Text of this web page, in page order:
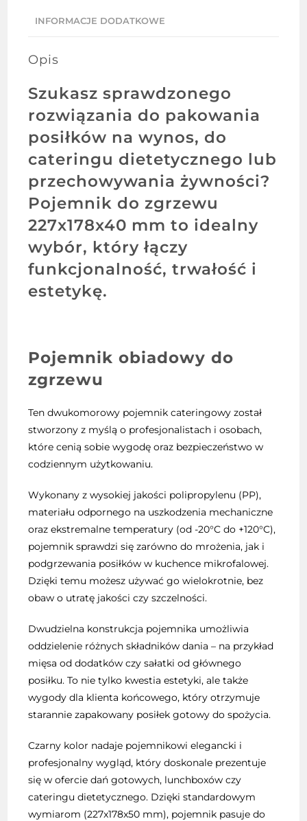
na
INFORMACJE DODATKOWE
Opis
Szukasz sprawdzonego
rozwiązania do pakowania
posiłków na wynos, do
cateringu dietetycznego lub
przechowywania żywności?
Pojemnik do zgrzewu
227x178x40 mm to idealny
wybór, który łączy
funkcjonalność, trwałość i
estetykę.
Pojemnik obiadowy do
zgrzewu
Ten dwukomorowy pojemnik cateringowy został
stworzony z myślą o profesjonalistach i osobach,
które cenią sobie wygodę oraz bezpieczeństwo w
codziennym użytkowaniu.
Wykonany z wysokiej jakości polipropylenu (PP),
materiału odpornego na uszkodzenia mechaniczne
oraz ekstremalne temperatury (od -20°C do +120°C),
pojemnik sprawdzi się zarówno do mrożenia, jak i
podgrzewania posiłków w kuchence mikrofalowej.
Dzięki temu możesz używać go wielokrotnie, bez
obaw o utratę jakości czy szczelności.
Dwudzielna konstrukcja pojemnika umożliwia
oddzielenie różnych składników dania – na przykład
mięsa od dodatków czy sałatki od głównego
posiłku. To nie tylko kwestia estetyki, ale także
wygody dla klienta końcowego, który otrzymuje
starannie zapakowany posiłek gotowy do spożycia.
Czarny kolor nadaje pojemnikowi elegancki i
profesjonalny wygląd, który doskonale prezentuje
się w ofercie dań gotowych, lunchboxów czy
cateringu dietetycznego. Dzięki standardowym
wymiarom (227x178x50 mm), pojemnik pasuje do